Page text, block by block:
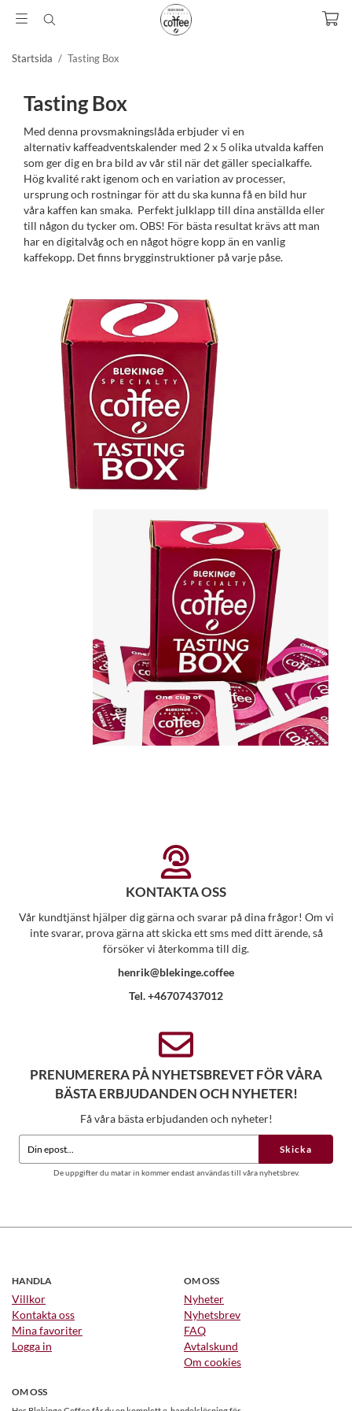
Startsida / Tasting Box
Tasting Box
Med denna provsmakningslåda erbjuder vi en
alternativ kaffeadventskalender med 2 x 5 olika utvalda kaffen
som ger dig en bra bild av vår stil när det gäller specialkaffe.
Hög kvalité rakt igenom och en variation av processer,
ursprung och rostningar för att du ska kunna få en bild hur
våra kaffen kan smaka. Perfekt julklapp till dina anställda eller
till någon du tycker om. OBS! För bästa resultat krävs att man
har en digitalvåg och en något högre kopp än en vanlig
kaffekopp. Det finns brygginstruktioner på varje påse.
KONTAKTA OSS
Vår kundtjänst hjälper dig gärna och svarar på dina frågor! Om vi
inte svarar, prova gärna att skicka ett sms med ditt ärende, så
försöker vi återkomma till dig.
henrik@blekinge.coffee
Tel. +46707437012
PRENUMERERA PÅ NYHETSBREVET FÖR VÅRA
BÄSTA ERBJUDANDEN OCH NYHETER!
Få våra bästa erbjudanden och nyheter!
Skicka
De uppgifter du matar in kommer endast användas till våra nyhetsbrev.
HANDLA
Villkor
Kontakta oss
Mina favoriter
Logga in
OM OSS
Nyheter
Nyhetsbrev
FAQ
Avtalskund
Om cookies
OM OSS